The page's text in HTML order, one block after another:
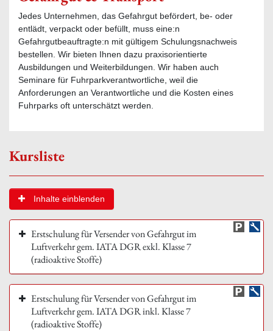
Jedes Unternehmen, das Gefahrgut befördert, be- oder
entlädt, verpackt oder befüllt, muss eine:n
Gefahrgutbeauftragte:n mit gültigem Schulungsnachweis
bestellen. Wir bieten Ihnen dazu praxisorientierte
Ausbildungen und Weiterbildungen. Wir haben auch
Seminare für Fuhrparkverantwortliche, weil die
Anforderungen an Verantwortliche und die Kosten eines
Fuhrparks oft unterschätzt werden.
Kursliste
Inhalte einblenden
Erstschulung für Versender von Gefahrgut im
Luftverkehr gem. IATA DGR exkl. Klasse 7
(radioaktive Stoffe)
Erstschulung für Versender von Gefahrgut im
Luftverkehr gem. IATA DGR inkl. Klasse 7
(radioaktive Stoffe)